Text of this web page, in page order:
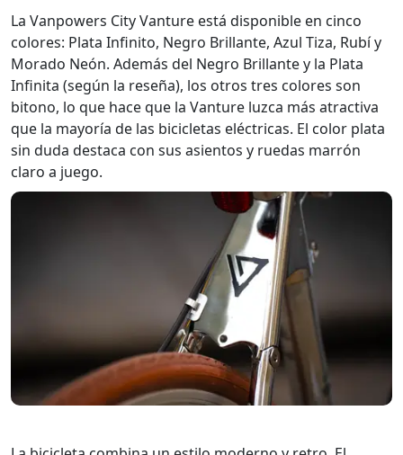
La Vanpowers City Vanture está disponible en cinco
colores: Plata Infinito, Negro Brillante, Azul Tiza, Rubí y
Morado Neón. Además del Negro Brillante y la Plata
Infinita (según la reseña), los otros tres colores son
bitono, lo que hace que la Vanture luzca más atractiva
que la mayoría de las bicicletas eléctricas. El color plata
sin duda destaca con sus asientos y ruedas marrón
claro a juego.